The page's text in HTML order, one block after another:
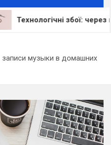
збої: через що LED-
музыки в домашних